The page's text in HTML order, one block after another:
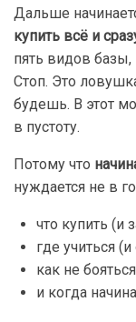
Дальше
купить всё и
пять видов базы,
Стоп. Это
будешь. В этот
в пустоту.
Потому что
нуждается не в
что купить (и
где учиться
как не
и когда